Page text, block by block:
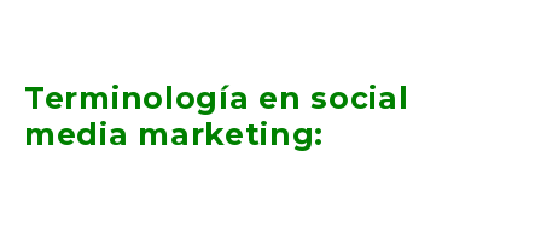
Terminología en social
media marketing: